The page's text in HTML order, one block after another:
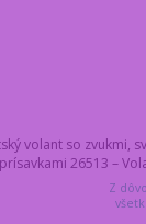
volant so zvukmi,
26513 –
Z